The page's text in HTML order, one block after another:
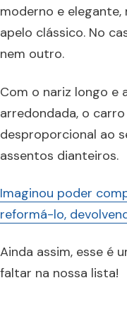
moderno e
apelo clássico. No
nem outro.
Com o nariz longo e
arredondada, o
desproporcional ao
assentos dianteiros.
Imaginou poder
reformá-lo,
Ainda assim, esse é
faltar na nossa lista!